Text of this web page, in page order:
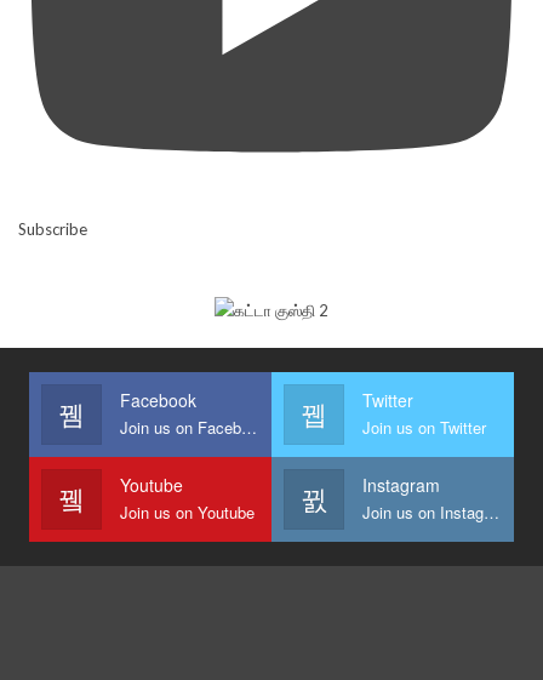
Subscribe
Facebook
Join us on Facebook
Twitter
Join us on Twitter
Youtube
Join us on Youtube
Instagram
Join us on Instagram